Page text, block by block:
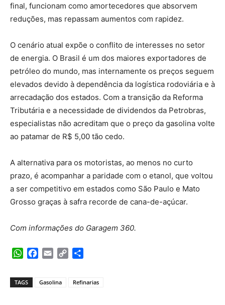
final, funcionam como amortecedores que absorvem
reduções, mas repassam aumentos com rapidez.
O cenário atual expõe o conflito de interesses no setor
de energia. O Brasil é um dos maiores exportadores de
petróleo do mundo, mas internamente os preços seguem
elevados devido à dependência da logística rodoviária e à
arrecadação dos estados. Com a transição da Reforma
Tributária e a necessidade de dividendos da Petrobras,
especialistas não acreditam que o preço da gasolina volte
ao patamar de R$ 5,00 tão cedo.
A alternativa para os motoristas, ao menos no curto
prazo, é acompanhar a paridade com o etanol, que voltou
a ser competitivo em estados como São Paulo e Mato
Grosso graças à safra recorde de cana-de-açúcar.
Com informações do Garagem 360.
WhatsApp
Facebook
Email Copy
TAGS Gasolina Refinarias